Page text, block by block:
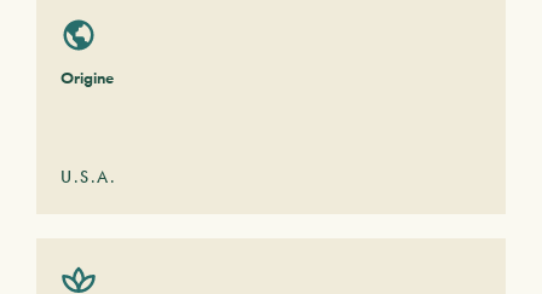
Origine
U.S.A.